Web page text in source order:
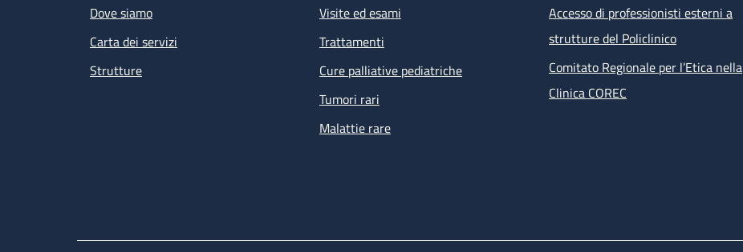
Dove siamo
Carta dei servizi
Strutture
Visite ed esami
Trattamenti
Cure palliative pediatriche
Tumori rari
Malattie rare
Accesso di professionisti esterni a
strutture del Policlinico
Comitato Regionale per l’Etica nella
Clinica COREC